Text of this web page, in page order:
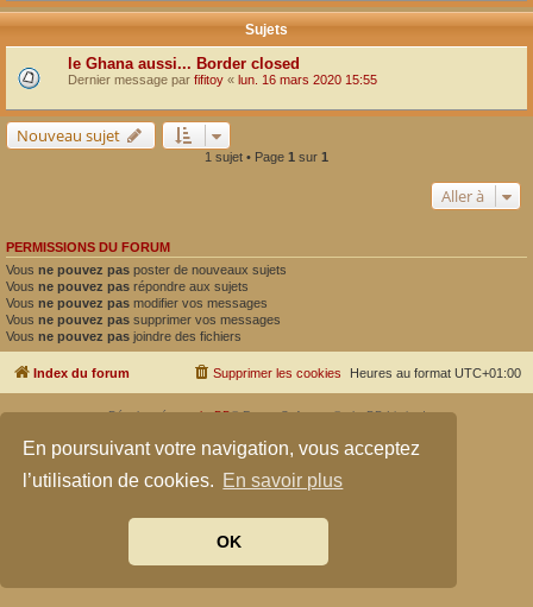
En poursuivant votre navigation, vous acceptez
l’utilisation de cookies. En savoir plus
OK
Sujets
le Ghana aussi... Border closed
Dernier message par fifitoy « lun. 16 mars 2020 15:55
Nouveau sujet
1 sujet • Page 1 sur 1
Aller à
PERMISSIONS DU FORUM
Vous ne pouvez pas poster de nouveaux sujets
Vous ne pouvez pas répondre aux sujets
Vous ne pouvez pas modifier vos messages
Vous ne pouvez pas supprimer vos messages
Vous ne pouvez pas joindre des fichiers
Index du forum Heures au format UTC+01:00
Supprimer les cookies
Développé parphpBB® Forum Software © phpBB Limited
Confidentialité| Conditions